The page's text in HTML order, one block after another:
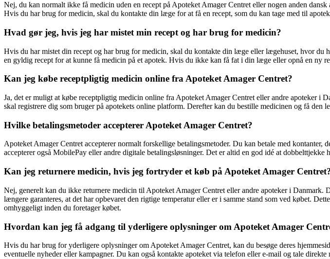
Nej, du kan normalt ikke få medicin uden en recept på Apoteket Amager Centret eller nogen anden
Hvis du har brug for medicin, skal du kontakte din læge for at få en recept, som du kan tage med til
Hvad gør jeg, hvis jeg har mistet min recept og har brug for medicin?
Hvis du har mistet din recept og har brug for medicin, skal du kontakte din læge eller lægehuset, hvor
en gyldig recept for at kunne få medicin på et apotek. Hvis du ikke kan få fat i din læge eller opnå en ny
Kan jeg købe receptpligtig medicin online fra Apoteket Amager Centret?
Ja, det er muligt at købe receptpligtig medicin online fra Apoteket Amager Centret eller andre apoteker
skal registrere dig som bruger på apotekets online platform. Derefter kan du bestille medicinen og få den
Hvilke betalingsmetoder accepterer Apoteket Amager Centret?
Apoteket Amager Centret accepterer normalt forskellige betalingsmetoder. Du kan betale med
accepterer også MobilePay eller andre digitale betalingsløsninger. Det er altid en god idé at dobbelttjekke
Kan jeg returnere medicin, hvis jeg fortryder et køb på Apoteket Amager
Nej, generelt kan du ikke returnere medicin til Apoteket Amager Centret eller andre apoteker i
længere garanteres, at det har opbevaret den rigtige temperatur eller er i samme stand som ved købet.
omhyggeligt inden du foretager købet.
Hvordan kan jeg få adgang til yderligere oplysninger om Apoteket Amager
Hvis du har brug for yderligere oplysninger om Apoteket Amager Centret, kan du besøge deres
eventuelle nyheder eller kampagner. Du kan også kontakte apoteket via telefon eller e-mail og tale